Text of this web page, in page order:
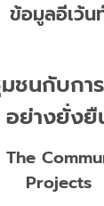
ข้อมูลอีเว้น
มชนกับก
อย่างยั่งยื
The
Projects